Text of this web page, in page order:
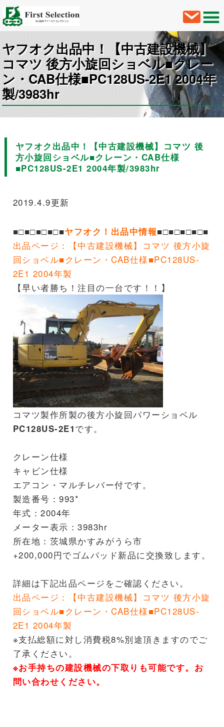
ヤフオク出品中！【中古建設機械】
コマツ 後方小旋回ショベル■クレー
ン・CAB仕様■PC128US-2E1 2004年
製/3983hr
ヤフオク出品中！【中古建設機械】コマツ 後
方小旋回ショベル■クレーン・CAB仕様
■PC128US-2E1 2004年製/3983hr
2019.4.9更新
■□■□■□■□■ヤフオク！出品中情報■□■□■□■□■
出品ページ：
【中古建設機械】コマツ 後方小旋
回ショベル■クレーン・CAB仕様■PC128US-
2E1 2004年製
【早い者勝ち！注目の一台です！！】
コマツ製作所製の後方小旋回パワーショベル
PC128US-2E1です。
クレーン仕様
キャビン仕様
エアコン・マルチレバー付です。
製造番号：993*
年式：2004年
メーター表示：3983hr
所在地：茨城県かすみがうら市
+200,000円でゴムパッド新品に交換致します。
詳細は下記出品ページをご確認ください。
出品ページ：
【中古建設機械】コマツ 後方小旋
回ショベル■クレーン・CAB仕様■PC128US-
2E1 2004年製
※支払総額に対し消費税8%別途頂きますのでご
了承ください。
※お手持ちの建設機械の下取りも可能です。お
問い合わせください。